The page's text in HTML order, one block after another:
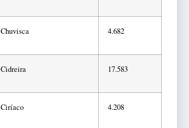
Chuvisca 4.682
Cidreira 17.583
Ciríaco 4.208